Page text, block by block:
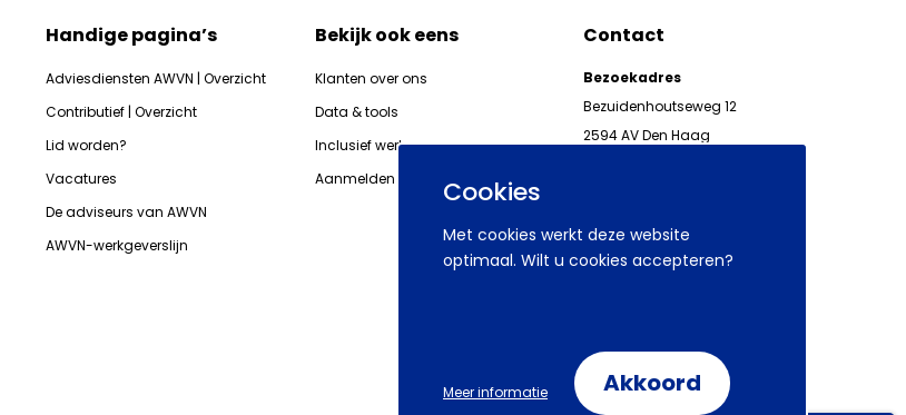
Cookies
Met cookies werkt deze website
optimaal. Wilt u cookies accepteren?
Meer informatie Akkoord
Handige pagina’s
Adviesdiensten AWVN | Overzicht
Contributief | Overzicht
Lid worden?
Vacatures
De adviseurs van AWVN
AWVN-werkgeverslijn
Bekijk ook eens
Klanten over ons
Data & tools
Inclusief werkgeven
Aanmelden nieuwsbrieven AWVN
Contact
Bezoekadres
Bezuidenhoutseweg 12
2594 AV Den Haag
werkgeverslijn@awvn.nl
Volg ons op: